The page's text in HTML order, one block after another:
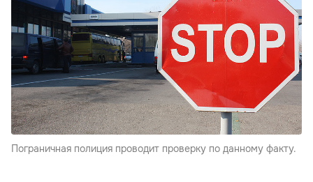
Пограничная полиция проводит проверку по данному факту.